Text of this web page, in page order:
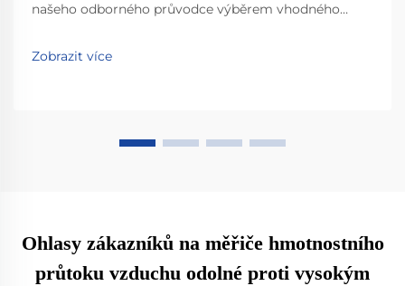
našeho odborného průvodce výběrem vhodného
kompatibilitu, osvědčené postupy pro těsnění a kroky
instalace. Udělejte to napoprvé správně.
Zobrazit více
Ohlasy zákazníků na měřiče hmotnostního
průtoku vzduchu odolné proti vysokým